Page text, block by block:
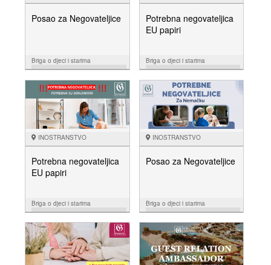
Posao za Negovateljice
Briga o djeci i starima
NUDIM
Potrebna negovateljica
EU papiri
Briga o djeci i starima
NUDIM
INOSTRANSTVO
Potrebna negovateljica
EU papiri
Briga o djeci i starima
NUDIM
INOSTRANSTVO
Posao za Negovateljice
Briga o djeci i starima
NUDIM